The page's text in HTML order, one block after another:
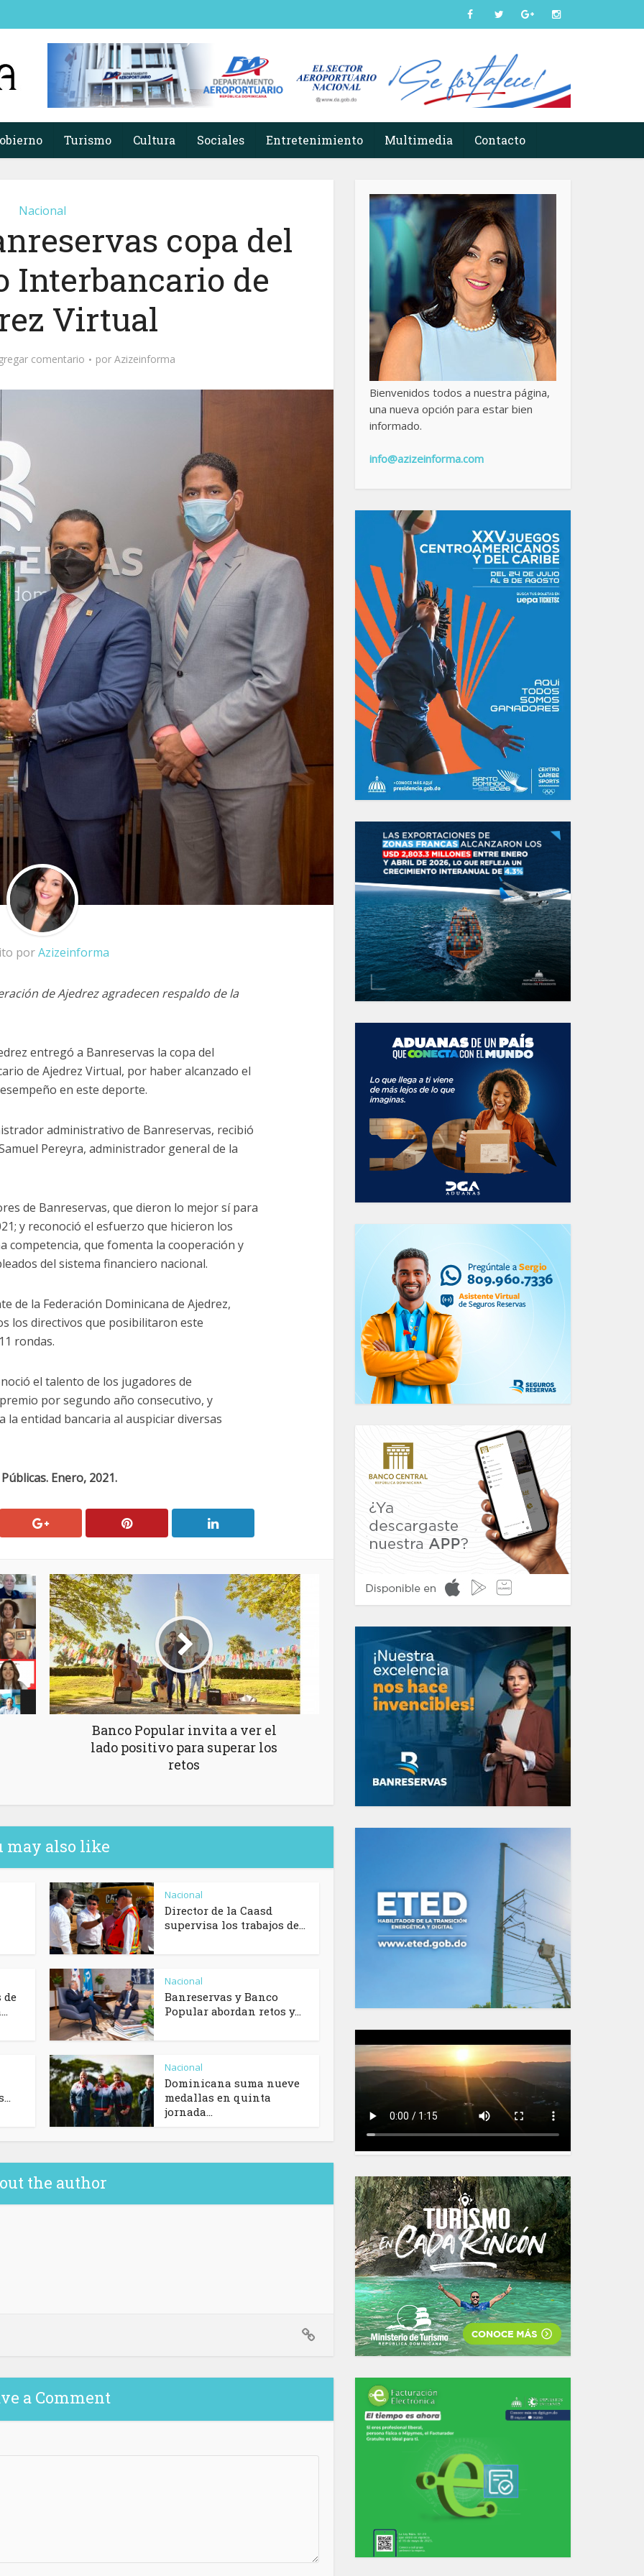
Turismo Cultura Sociales Entretenimiento Multimedia Contacto
Nacional
copa del
Interbancario de
Virtual
comentario por Azizeinforma
porAzizeinforma
de Ajedrez agradecen respaldo de la
entregó a Banreservas la copa del
de Ajedrez Virtual, por haber alcanzado el
en este deporte.
administrativo de Banreservas, recibió
Pereyra, administrador general de la
de Banreservas, que dieron lo mejor sí para
y reconoció el esfuerzo que hicieron los
competencia, que fomenta la cooperación y
del sistema financiero nacional.
de la Federación Dominicana de Ajedrez,
los directivos que posibilitaron este
rondas.
el talento de los jugadores de
por segundo año consecutivo, y
entidad bancaria al auspiciar diversas
Enero, 2021.
Banco Popular invita a ver el
lado positivo para superar los
retos
may also like
Nacional
Director de la Caasd
supervisa los trabajos de...
de
Nacional
Banreservas y Banco
Popular abordan retos y...
Nacional
Dominicana suma nueve
medallas en quinta
jornada...
the author
a Comment
Bienvenidos todos a nuestra página,
una nueva opción para estar bien
informado.
info@azizeinforma.com